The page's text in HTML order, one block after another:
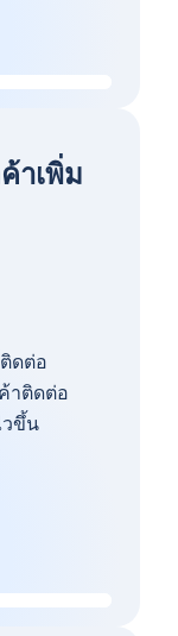
าเพิ่ม
ดต่อ
าติดต่อ
วขึ้น